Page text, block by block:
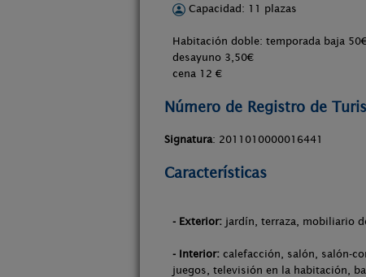
Capacidad: 11 plazas
Habitación doble: temporada baja
desayuno 3,50€
cena 12 €
Número de Registro de
Signatura: 2011010000016441
Características
- Exterior: jardín, terraza, mobiliario
- Interior: calefacción, salón, salón-
juegos, televisión en la habitación,